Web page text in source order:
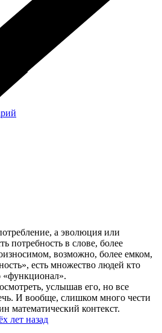
а эволюция или
потребность в слове, более
возможно, более емком,
есть множество людей кто
«функционал».
услышав его, но все
И вообще, слишком много чести
математический контекст.
лет назад